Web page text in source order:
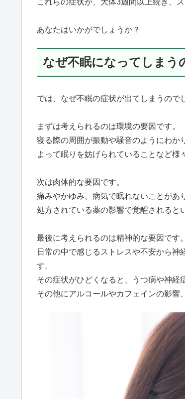
あなたはいかがでしょうか？
なぜ不眠になってしまう
では、なぜ不眠の症状が出てしまうので
まずは考えられるのは環境の要因です。
寝る際の周囲が振動や騒音のようにわか
よって眠りを妨げられていることなど様
次は肉体的な要因です。
痛みやかゆみ、病気で眠れないことがあ
処方されている薬の影響で覚醒されると
最後に考えられるのは精神的な要因です。
日常の中で感じるストレスや不安から神
す。
その症状がひどくなると、うつ病や神経
その他にアルコールやカフェインの影響